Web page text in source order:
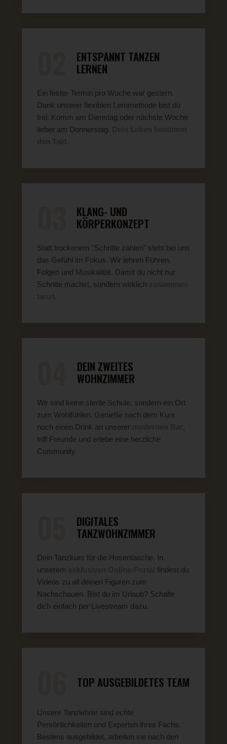
ENTSPANNT TANZEN
LERNEN
Ein fester Termin pro Woche war gestern.
Dank unserer flexiblen Lernmethode bist du
frei: Komm am Dienstag oder nächste Woche
lieber am Donnerstag.
KLANG- UND
KÖRPERKONZEPT
Statt trockenem "Schritte zählen" steht bei uns
das Gefühl im Fokus. Wir lehren Führen,
Folgen und Musikalität. Damit du nicht nur
Schritte machst, sondern wirklich
.
DEIN ZWEITES
WOHNZIMMER
Wir sind keine sterile Schule, sondern ein Ort
zum Wohlfühlen. Genieße nach dem Kurs
noch einen Drink an unserer
,
triff Freunde und erlebe eine herzliche
Community.
DIGITALES
TANZWOHNZIMMER
Dein Tanzkurs für die Hosentasche. In
unserem
findest du
Videos zu all deinen Figuren zum
Nachschauen. Bist du im Urlaub? Schalte
dich einfach per Livestream dazu.
TOP AUSGEBILDETES TEAM
Unsere Tanzlehrer sind echte
Persönlichkeiten und Experten ihres Fachs.
Bestens ausgebildet, arbeiten sie nach den